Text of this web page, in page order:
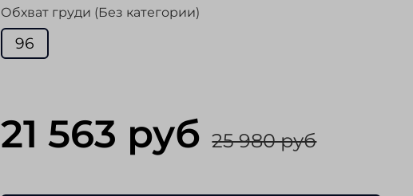
Обхват груди (Без категории)
96
21 563 руб 25 980 руб